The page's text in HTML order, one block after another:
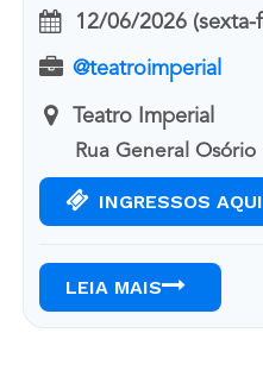
12/06/2026 (sexta-
@teatroimperial
Teatro Imperial
Rua General
INGRESSOS
LEIA MAIS